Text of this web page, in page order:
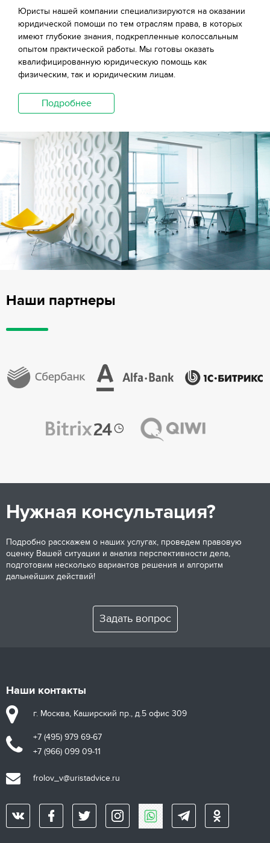
Юристы нашей компании специализируются на оказании
юридической помощи по тем отраслям права, в которых
имеют глубокие знания, подкрепленные колоссальным
опытом практической работы. Мы готовы оказать
квалифицированную юридическую помощь как
физическим, так и юридическим лицам.
Подробнее
Наши партнеры
Нужная консультация?
Подробно расскажем о наших услугах, проведем правовую
оценку Вашей ситуации и анализ перспективности дела,
подготовим несколько вариантов решения и алгоритм
дальнейших действий!
Задать вопрос
Наши контакты
г. Москва, Каширский пр., д.5 офис 309
+7 (495) 979 69-67
+7 (966) 099 09-11
frolov_v@uristadvice.ru